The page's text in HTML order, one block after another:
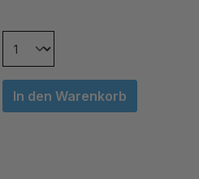
In den Warenkorb